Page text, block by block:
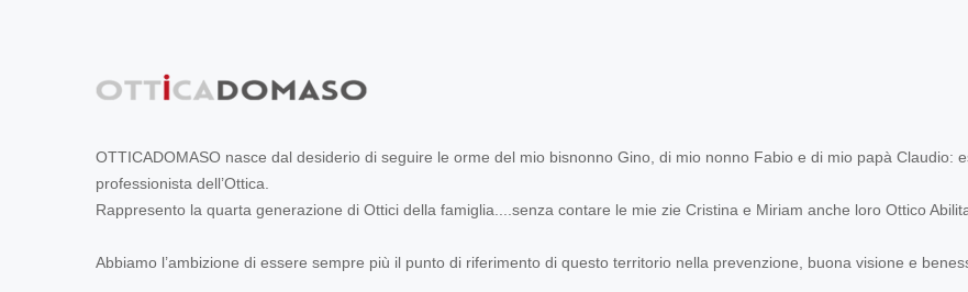
OTTICADOMASO nasce dal desiderio di seguire le orme del mio bisnonno Gino, di mio nonno Fabio e di mio papà Claudio:
professionista dell’Ottica.
Rappresento la quarta generazione di Ottici della famiglia....senza contare le mie zie Cristina e Miriam anche loro Ottico
Abbiamo l’ambizione di essere sempre più il punto di riferimento di questo territorio nella prevenzione, buona visione e